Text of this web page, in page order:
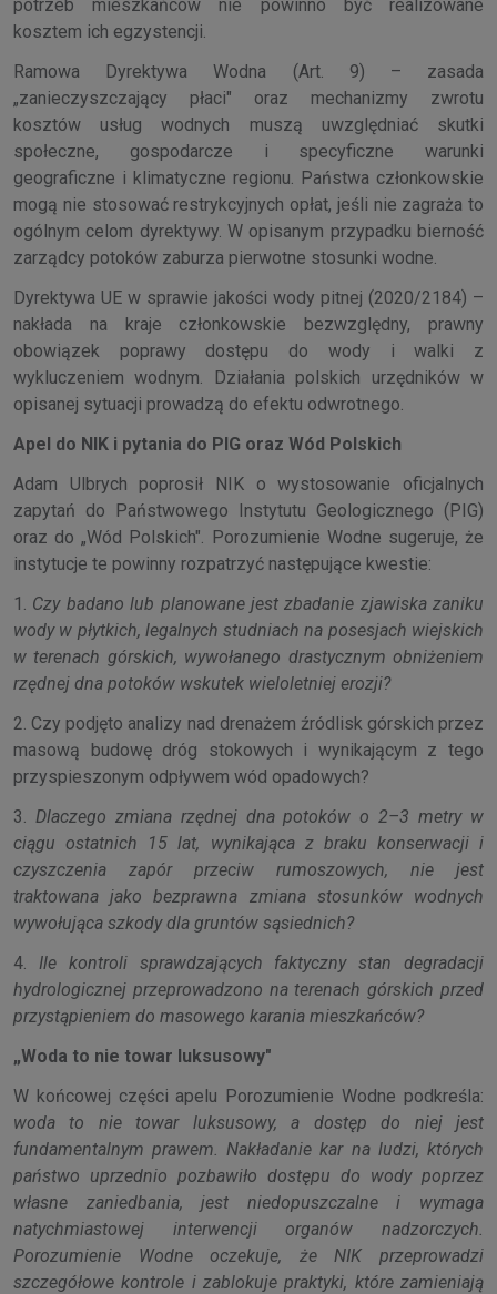
potrzeb mieszkańców nie powinno być realizowane
kosztem ich egzystencji.
Ramowa Dyrektywa Wodna (Art. 9) – zasada
„zanieczyszczający płaci" oraz mechanizmy zwrotu
kosztów usług wodnych muszą uwzględniać skutki
społeczne, gospodarcze i specyficzne warunki
geograficzne i klimatyczne regionu. Państwa członkowskie
mogą nie stosować restrykcyjnych opłat, jeśli nie zagraża to
ogólnym celom dyrektywy. W opisanym przypadku bierność
zarządcy potoków zaburza pierwotne stosunki wodne.
Dyrektywa UE w sprawie jakości wody pitnej (2020/2184) –
nakłada na kraje członkowskie bezwzględny, prawny
obowiązek poprawy dostępu do wody i walki z
wykluczeniem wodnym. Działania polskich urzędników w
opisanej sytuacji prowadzą do efektu odwrotnego.
Apel do NIK i pytania do PIG oraz Wód Polskich
Adam Ulbrych poprosił NIK o wystosowanie oficjalnych
zapytań do Państwowego Instytutu Geologicznego (PIG)
oraz do „Wód Polskich". Porozumienie Wodne sugeruje, że
instytucje te powinny rozpatrzyć następujące kwestie:
1. Czy badano lub planowane jest zbadanie zjawiska zaniku
wody w płytkich, legalnych studniach na posesjach wiejskich
w terenach górskich, wywołanego drastycznym obniżeniem
rzędnej dna potoków wskutek wieloletniej erozji?
2. Czy podjęto analizy nad drenażem źródlisk górskich przez
masową budowę dróg stokowych i wynikającym z tego
przyspieszonym odpływem wód opadowych?
3. Dlaczego zmiana rzędnej dna potoków o 2–3 metry w
ciągu ostatnich 15 lat, wynikająca z braku konserwacji i
czyszczenia zapór przeciw rumoszowych, nie jest
traktowana jako bezprawna zmiana stosunków wodnych
wywołująca szkody dla gruntów sąsiednich?
4. Ile kontroli sprawdzających faktyczny stan degradacji
hydrologicznej przeprowadzono na terenach górskich przed
przystąpieniem do masowego karania mieszkańców?
„Woda to nie towar luksusowy"
W końcowej części apelu Porozumienie Wodne podkreśla:
woda to nie towar luksusowy, a dostęp do niej jest
fundamentalnym prawem. Nakładanie kar na ludzi, których
państwo uprzednio pozbawiło dostępu do wody poprzez
własne zaniedbania, jest niedopuszczalne i wymaga
natychmiastowej interwencji organów nadzorczych.
Porozumienie Wodne oczekuje, że NIK przeprowadzi
szczegółowe kontrole i zablokuje praktyki, które zamieniają